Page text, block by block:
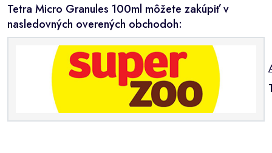
Tetra Micro Granules 100ml môžete zakúpiť v
nasledovných overených obchodoh: